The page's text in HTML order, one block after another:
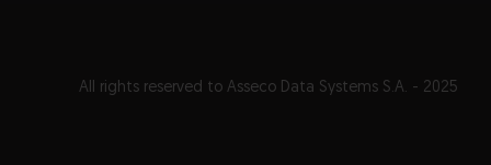
All rights reserved to Asseco Data Systems S.A. - 2025